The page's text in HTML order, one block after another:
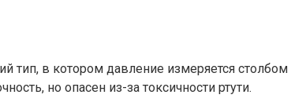
тип, в котором давление измеряется столбом
но опасен из-за токсичности ртути.